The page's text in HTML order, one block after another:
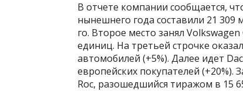
В отчете компании сообщается,
нынешнего года составили 21
го. Второе место занял
единиц. На третьей строчке
автомобилей (+5%). Далее идет
европейских покупателей (+20%).
Roc, разошедшийся тиражом в 15